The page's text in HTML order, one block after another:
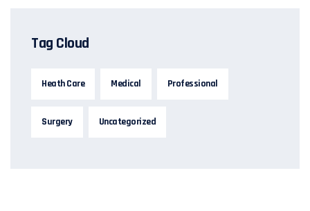
Tag Cloud
Heath Care Medical Professional
Surgery Uncategorized